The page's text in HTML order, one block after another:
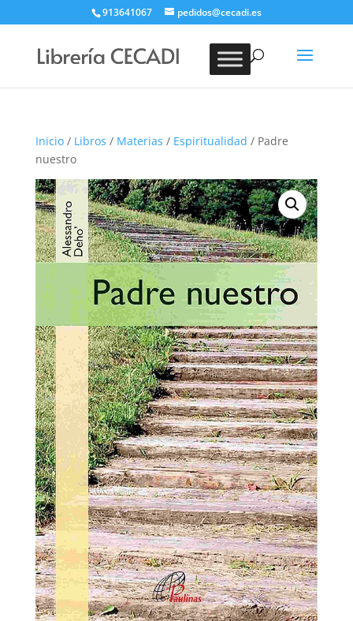
913641067 pedidos@cecadi.es
BUSCAR
Inicio/ Libros / Materias / Espiritualidad / Padre
nuestro